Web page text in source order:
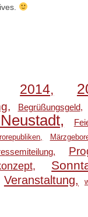
2014
Begrüßungsgeld
Veranstaltung